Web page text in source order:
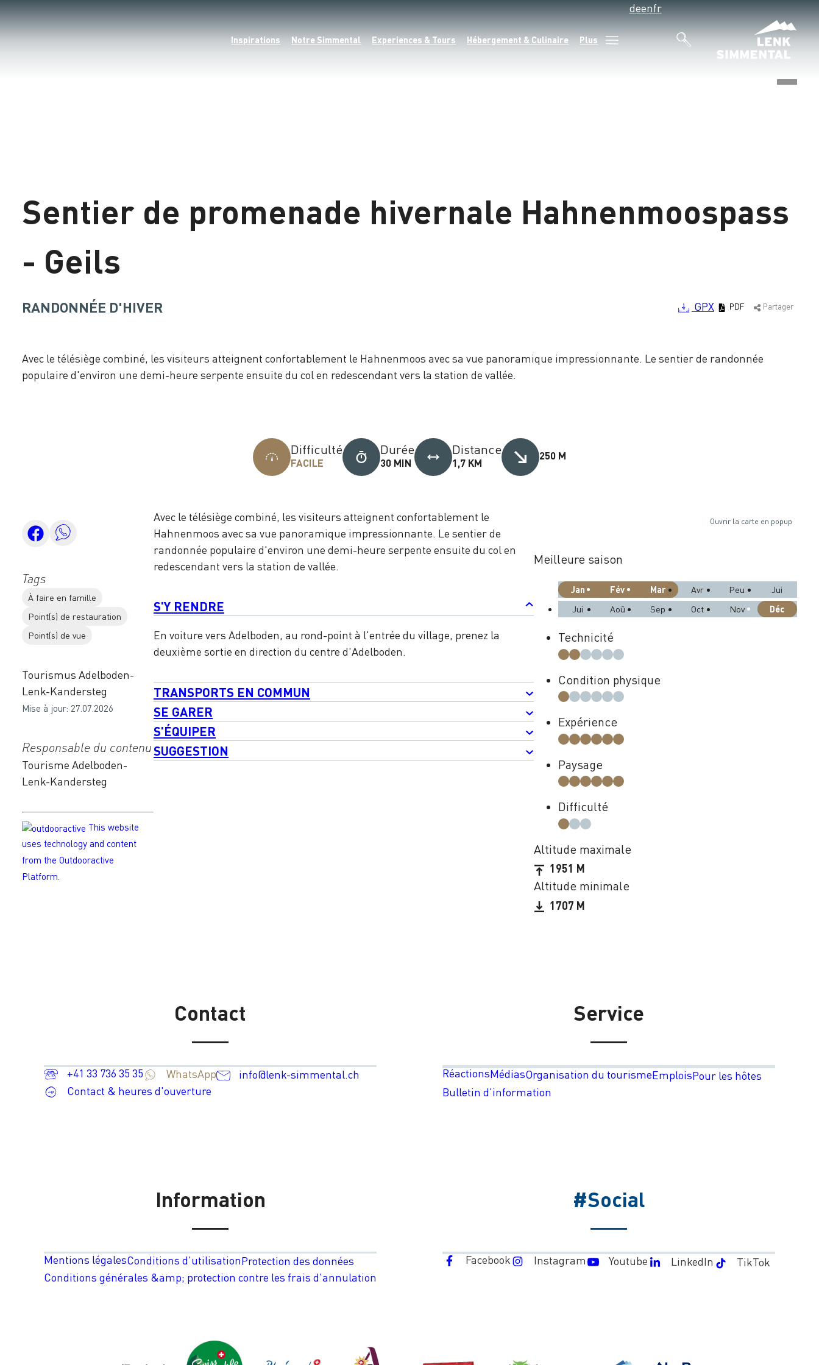
Inspirations Notre Simmental Experiences & Tours Hébergement & Culinaire Plus
deenfr
Sentier de promenade hivernale Hahnenmoospass
- Geils
RANDONNÉE D'HIVER GPX PDF Partager
Avec le télésiège combiné, les visiteurs atteignent confortablement le Hahnenmoos avec sa vue panoramique impressionnante. Le sentier de randonnée
populaire d'environ une demi-heure serpente ensuite du col en redescendant vers la station de vallée.
Difficulté
FACILE
Durée
30 MIN
Distance
1,7 KM
250 M
Tags
À faire en famille
Point(s) de restauration
Point(s) de vue
Tourismus Adelboden-
Lenk-Kandersteg
Mise à jour: 27.07.2026
Responsable du contenu
Tourisme Adelboden-
Lenk-Kandersteg
This website
uses technology and content
from the Outdooractive
Platform.
Avec le télésiège combiné, les visiteurs atteignent confortablement le
Hahnenmoos avec sa vue panoramique impressionnante. Le sentier de
randonnée populaire d'environ une demi-heure serpente ensuite du col en
redescendant vers la station de vallée.
S'Y RENDRE
En voiture vers Adelboden, au rond-point à l'entrée du village, prenez la
deuxième sortie en direction du centre d'Adelboden.
TRANSPORTS EN COMMUN
SE GARER
S'ÉQUIPER
SUGGESTION
Ouvrir la carte en popup
Meilleure saison
Jan Fév Mar Avr Peu
Jui
Jui
Aoû Sep Oct Nov Déc
Technicité
Condition physique
Expérience
Paysage
Difficulté
Altitude maximale
1951 M
Altitude minimale
1707 M
Contact
+41 33 736 35 35 WhatsApp
info@lenk-simmental.ch
Contact & heures d'ouverture
Service
RéactionsMédiasOrganisation du tourismeEmploisPour les hôtes
Bulletin d'information
Information
Mentions légalesConditions d'utilisationProtection des données
Conditions générales &amp; protection contre les frais d'annulation
#Social
Facebook Instagram Youtube LinkedIn TikTok